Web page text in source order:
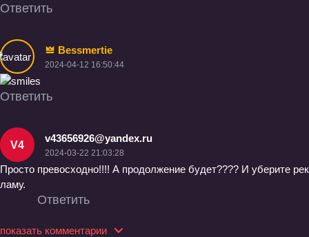
Ответить
Bessmertie
2024-04-12 16:50:44
Ответить
V4
v43656926@yandex.ru
2024-03-22 21:03:28
Просто превосходно!!!! А продолжение будет???? И уберите рек
ламу.
Ответить
показать комментарии